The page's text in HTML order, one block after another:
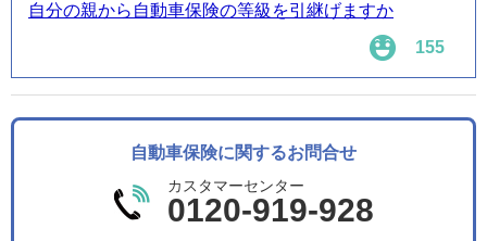
自分の親から自動車保険の等級を引継げますか
155
自動車保険に関するお問合せ
カスタマーセンター
0120-919-928